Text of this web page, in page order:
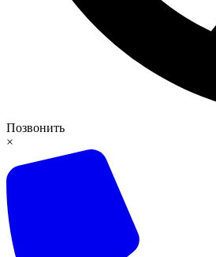
Позвонить
×